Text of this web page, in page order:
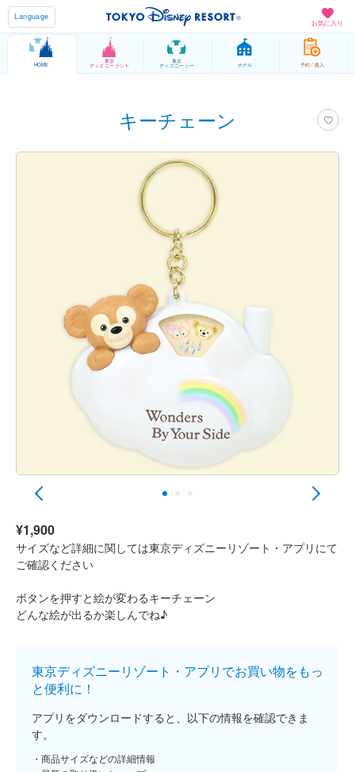
お気に入り
Language
HOME
東京
ディズニーランド
東京
ディズニーシー ホテル 予約 / 購入
キーチェーン
¥1,900
サイズなど詳細に関しては東京ディズニーリゾート・アプリにて
ご確認ください
ボタンを押すと絵が変わるキーチェーン
どんな絵が出るか楽しんでね♪
東京ディズニーリゾート・アプリでお買い物をもっ
と便利に！
アプリをダウンロードすると、以下の情報を確認できま
す。
商品サイズなどの詳細情報